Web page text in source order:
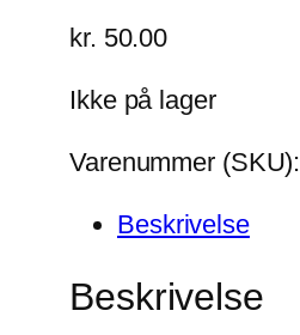
kr. 50.00
Ikke på lager
Varenummer (SKU):
Beskrivelse
Beskrivelse